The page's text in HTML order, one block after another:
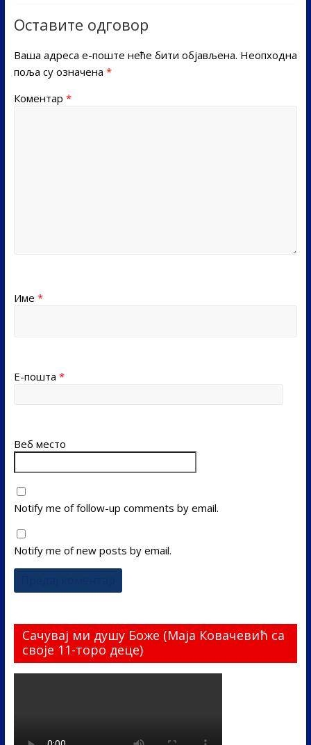
Оставите одговор
Ваша адреса е-поште неће бити објављена. Неопходна
поља су означена *
Коментар *
Име *
Е-пошта *
Веб место
Notify me of follow-up comments by email.
Notify me of new posts by email.
Сачувај ми душу Боже (Маја Ковачевић са
своје 11-торо деце)